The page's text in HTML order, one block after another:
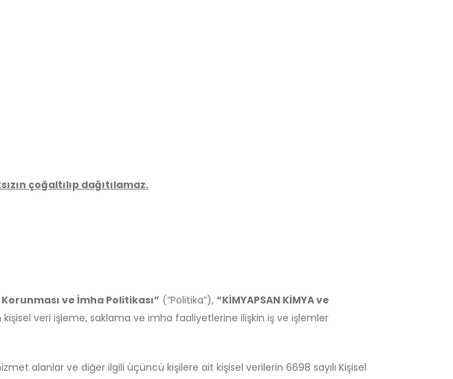
çoğaltılıp dağıtılamaz.
ve İmha Politikası” (“Politika”), “KİMYAPSAN KİMYA ve
veri işleme, saklama ve imha faaliyetlerine ilişkin iş ve işlemler
alanlar ve diğer ilgili üçüncü kişilere ait kişisel verilerin 6698 sayılı Kişisel